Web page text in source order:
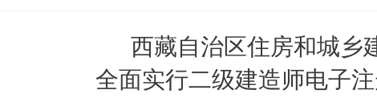
西藏自治区住房和城乡
全面实行二级建造师电子